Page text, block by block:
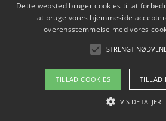
Hold et møde med en WordPress
mest professionelle til at
Copyright 2026 -
Om / kontakt
Dette websted bruger cookies til at
at bruge vores hjemmeside
overensstemmelse med vores
STRENGT
TILLAD COOKIES TILLAD
VIS DETALJER